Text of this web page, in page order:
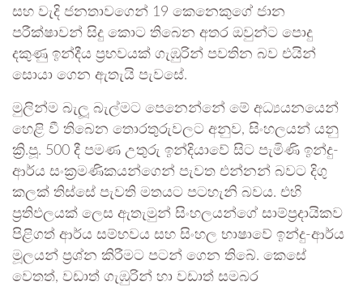
සහ වැදි ජනතාවගෙන් 19 කෙනෙකුගේ ජාන
පරීක්ෂාවන් සිදු කොට තිබෙන අතර ඔවුන්ට පොදු
දකුණු ඉන්දීය ප්‍රභවයක් ගැඹුරින් පවතින බව එයින්
සොයා ගෙන ඇතැයි පැවසේ.
මුලින්ම බැලූ බැල්මට පෙනෙන්නේ මේ අධ්‍යයනයෙන්
හෙළි වී තිබෙන තොරතුරුවලට අනුව, සිංහලයන් යනු
ක්‍රි.පූ. 500 දී පමණ උතුරු ඉන්දියාවේ සිට පැමිණි ඉන්දු-
ආර්ය සංක්‍රමණිකයන්ගෙන් පැවත එන්නන් බවට දිගු
කලක් තිස්සේ පැවති මතයට පටහැනි බවය. එහි
ප්‍රතිඵලයක් ලෙස ඇතැමුන් සිංහලයන්ගේ සාම්ප්‍රදායිකව
පිළිගත් ආර්ය සම්භවය සහ සිංහල භාෂාවේ ඉන්දු-ආර්ය
මූලයන් ප්‍රශ්න කිරීමට පටන් ගෙන තිබේ. කෙසේ
වෙතත්, වඩාත් ගැඹුරින් හා වඩාත් සමබර